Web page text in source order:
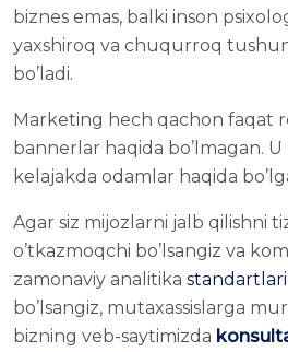
biznes emas, balki inson
yaxshiroq va chuqurroq
bo’ladi.
Marketing hech qachon faqat
bannerlar haqida bo’lmagan.
kelajakda odamlar haqida
Agar siz mijozlarni jalb qilishni
o’tkazmoqchi bo’lsangiz va
zamonaviy analitika
bo’lsangiz, mutaxassislarga
bizning veb-saytimizda